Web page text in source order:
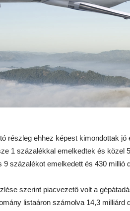
részleg ehhez képest kimondottak
1 százalékkal emelkedtek és közel
százalékot emelkedett és 430 millió
szerint piacvezető volt a
listaáron számolva 14,3 milliárd